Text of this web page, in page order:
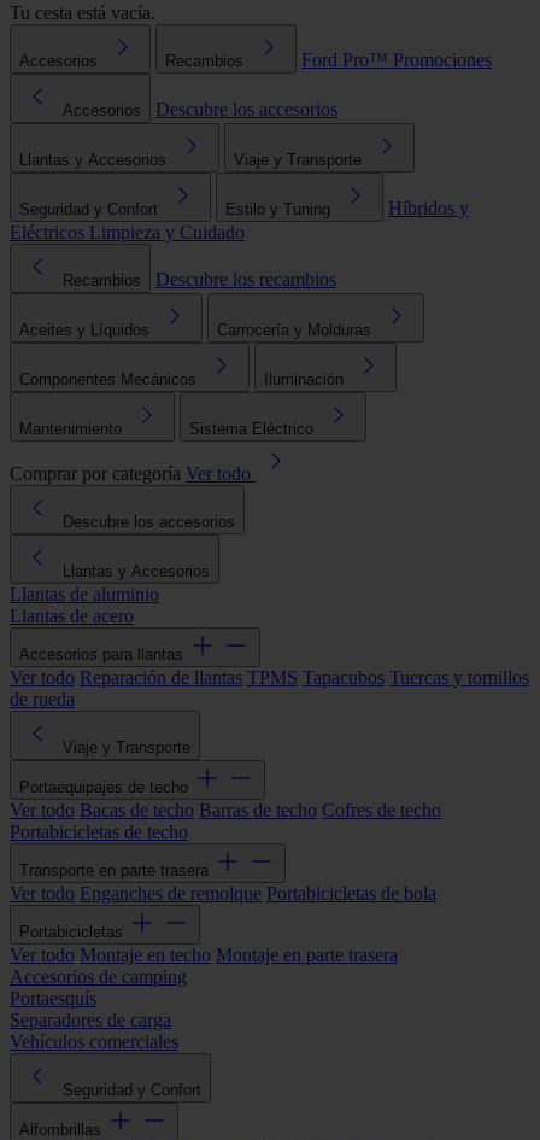
Tu cesta está vacía.
Accesorios Recambios Ford Pro™ Promociones
Accesorios Descubre los accesorios
Llantas y Accesorios Viaje y Transporte
Seguridad y Confort Estilo y Tuning
Híbridos y
Eléctricos Limpieza y Cuidado
Recambios Descubre los recambios
Aceites y Líquidos Carrocería y Molduras
Componentes Mecánicos Iluminación
Mantenimiento Sistema Eléctrico
Comprar por categoría Ver todo
Descubre los accesorios
Llantas y Accesorios
Llantas de aluminio
Llantas de acero
Accesorios para llantas
Ver todo Reparación de llantas TPMS Tapacubos Tuercas y tornillos
de rueda
Viaje y Transporte
Portaequipajes de techo
Ver todo Bacas de techo Barras de techo Cofres de techo
Portabicicletas de techo
Transporte en parte trasera
Ver todo Enganches de remolque Portabicicletas de bola
Portabicicletas
Ver todo Montaje en techo Montaje en parte trasera
Accesorios de camping
Portaesquís
Separadores de carga
Vehículos comerciales
Seguridad y Confort
Alfombrillas